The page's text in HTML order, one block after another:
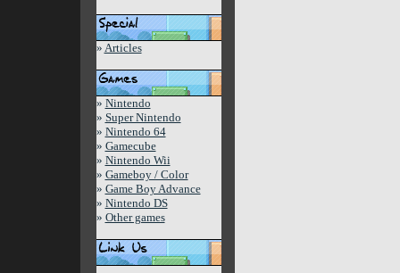
» Articles
» Nintendo
» Super Nintendo
» Nintendo 64
» Gamecube
» Nintendo Wii
» Gameboy / Color
» Game Boy Advance
» Nintendo DS
» Other games